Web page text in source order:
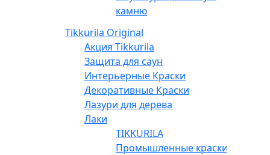
камню
Tikkurila Original
Акция Tikkurila
Защита для саун
Интерьерные Краски
Декоративные Краски
Лазури для дерева
Лаки
TIKKURILA
Промышленные краски